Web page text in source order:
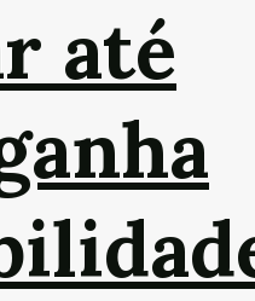
até